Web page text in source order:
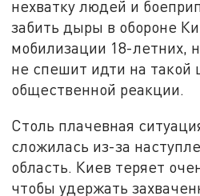
нехватку людей и
забить дыры в обороне
мобилизации 18-летних,
не спешит идти на такой
общественной реакции.
Столь плачевная
сложилась из-за
область. Киев теряет
чтобы удержать